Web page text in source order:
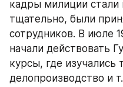
кадры милиции стали
тщательно, были
сотрудников. В июле
начали действовать
курсы, где изучались
делопроизводство и